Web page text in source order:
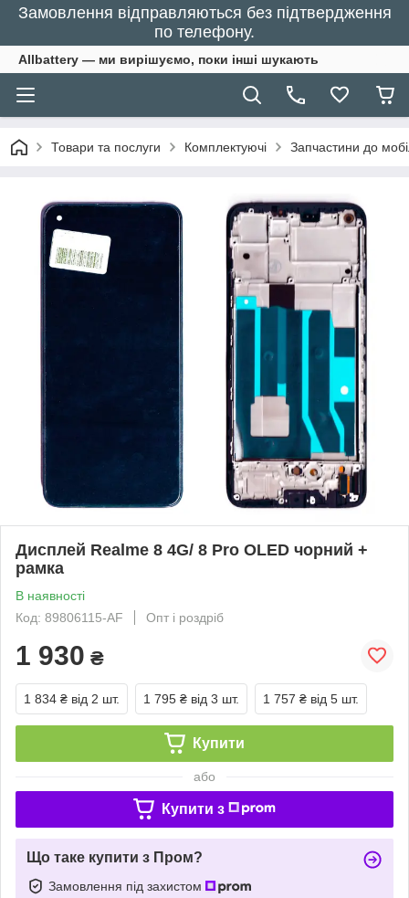
Замовлення відправляються без підтвердження
по телефону.
Allbattery — ми вирішуємо, поки інші шукають
Товари та послуги Комплектуючі Запчастини до
Дисплей Realme 8 4G/ 8 Pro OLED чорний +
рамка
В наявності
Код: 89806115-AF
Опт і роздріб
1 930 ₴
1 834 ₴ від 2 шт. 1 795 ₴ від 3 шт. 1 757 ₴ від 5 шт.
Купити
або
Купити з
Що таке купити з Пром?
Замовлення під захистом